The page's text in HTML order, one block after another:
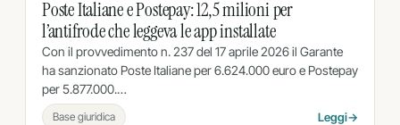
Poste Italiane e Postepay: 12,5 milioni per
l’antifrode che leggeva le app installate
Con il provvedimento n. 237 del 17 aprile 2026 il Garante
ha sanzionato Poste Italiane per 6.624.000 euro e Postepay
per 5.877.000.…
Base giuridica Leggi→